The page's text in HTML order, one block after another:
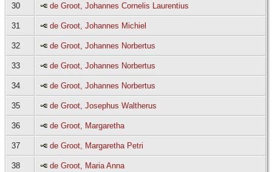
30 de Groot, Johannes Cornelis Laurentius
31 de Groot, Johannes Michiel
32 de Groot, Johannes Norbertus
33 de Groot, Johannes Norbertus
34 de Groot, Johannes Norbertus
35 de Groot, Josephus Waltherus
36 de Groot, Margaretha
37 de Groot, Margaretha Petri
38 de Groot, Maria Anna